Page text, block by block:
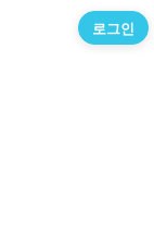
로그인